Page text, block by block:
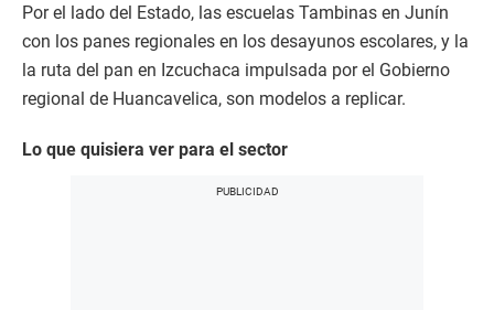
Por el lado del Estado, las escuelas Tambinas en Junín
con los panes regionales en los desayunos escolares, y la
la ruta del pan en Izcuchaca impulsada por el Gobierno
regional de Huancavelica, son modelos a replicar.
Lo que quisiera ver para el sector